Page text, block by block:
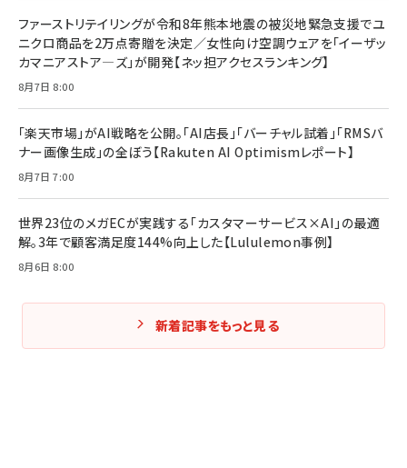
ファーストリテイリングが令和8年熊本地震の被災地緊急支援でユ
ニクロ商品を2万点寄贈を決定／女性向け空調ウェアを「イーザッ
カマニアストア―ズ」が開発【ネッ担アクセスランキング】
8月7日 8:00
「楽天市場」がAI戦略を公開。「AI店長」「バーチャル試着」「RMSバ
ナー画像生成」の全ぼう【Rakuten AI Optimismレポート】
8月7日 7:00
世界23位のメガECが実践する「カスタマーサービス×AI」の最適
解。3年で顧客満足度144%向上した【Lululemon事例】
8月6日 8:00
新着記事をもっと見る